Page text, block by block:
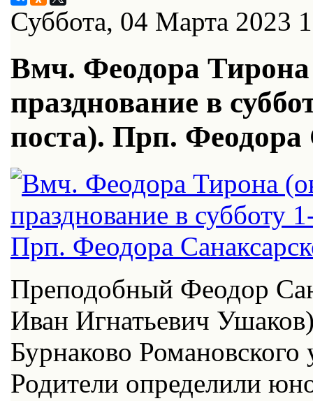
Суббота, 04 Марта 2023
Вмч. Феодора Тирона
празднование в
поста). Прп. Феодора
Пре­по­доб­ный Фе­о­дор
Иван Иг­на­тье­вич
Бур­на­ко­во
Ро­ди­те­ли опре­де­ли­ли